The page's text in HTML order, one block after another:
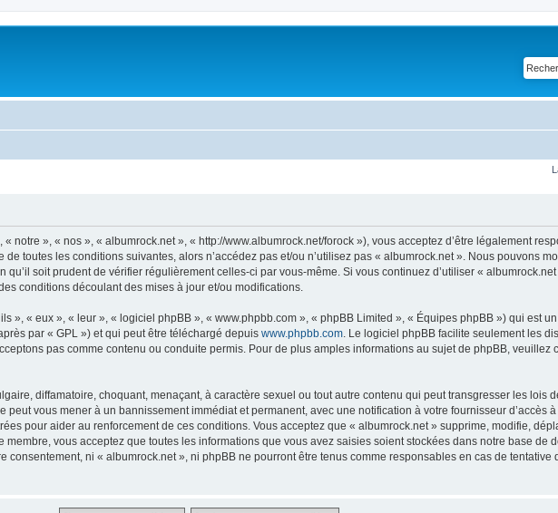
notre », « nos », « albumrock.net », « http://www.albumrock.net/forock »), vous acceptez d’être légalement
toutes les conditions suivantes, alors n’accédez pas et/ou n’utilisez pas « albumrock.net ». Nous pouvons
soit prudent de vérifier régulièrement celles-ci par vous-même. Si vous continuez d’utiliser «
conditions découlant des mises à jour et/ou modifications.
», « eux », « leur », « logiciel phpBB », « www.phpbb.com », « phpBB Limited », « Équipes phpBB ») qui est
par « GPL ») et qui peut être téléchargé depuis www.phpbb.com. Le logiciel phpBB facilite seulement les
pas comme contenu ou conduite permis. Pour de plus amples informations au sujet de phpBB, veuillez
diffamatoire, choquant, menaçant, à caractère sexuel ou tout autre contenu qui peut transgresser les lois
vous mener à un bannissement immédiat et permanent, avec une notification à votre fournisseur d’accès
pour aider au renforcement de ces conditions. Vous acceptez que « albumrock.net » supprime, modifie,
vous acceptez que toutes les informations que vous avez saisies soient stockées dans notre base de
consentement, ni « albumrock.net », ni phpBB ne pourront être tenus comme responsables en cas de tentative